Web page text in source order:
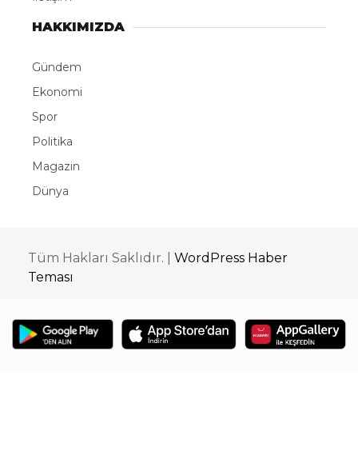
HAKKIMIZDA
Gündem
Ekonomi
Spor
Politika
Magazin
Dünya
Tüm Hakları Saklıdır. | WordPress Haber
Teması